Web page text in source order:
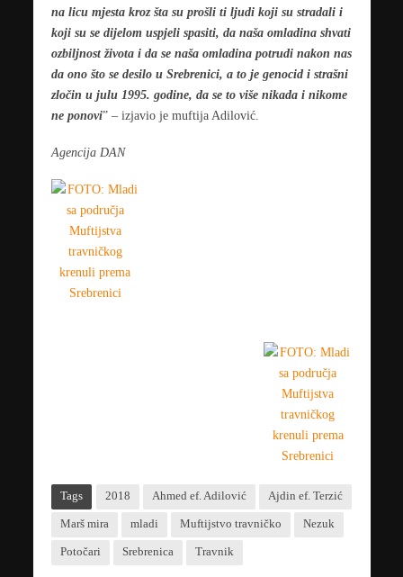
na licu mjesta kroz šta su prošli ti ljudi koji su stradali i
koji su se dijelom uspjeli spasiti, da naša omladina shvati
ozbiljnost života i da se naša omladina potrudi nakon nas
da ono što se desilo u Srebrenici, a to je genocid i strašni
zločin u julu 1995. godine, da se to više nikada i nikome
ne ponovi” – izjavio je muftija Adilović.
Agencija DAN
Tags 2018 Ahmed ef. Adilović Ajdin ef. Terzić
Marš mira mladi Muftijstvo travničko Nezuk
Potočari Srebrenica Travnik